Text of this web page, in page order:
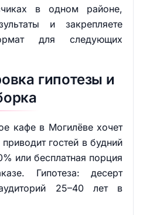
в одном районе,
и закрепляете
для следующих
гипотезы и
кафе в Могилёве хочет
гостей в будний
или бесплатная порция
Гипотеза: десерт
25–40 лет в